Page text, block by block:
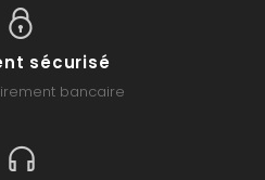
sécurisé
bancaire